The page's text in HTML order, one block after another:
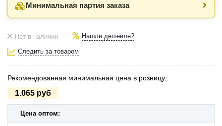
Минимальная партия заказа
Нет в наличии Нашли дешевле?
Следить за товаром
Рекомендованная минимальная цена в розницу:
1.065 руб
Цена оптом: